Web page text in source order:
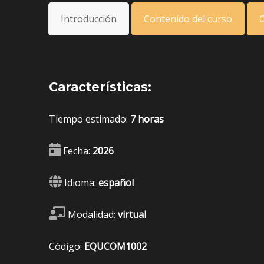
Introducción Contenido del curso
Características:
Tiempo estimado: 7 horas
Fecha: 2026
Idioma: español
Modalidad: virtual
Código: EQUCOM1002